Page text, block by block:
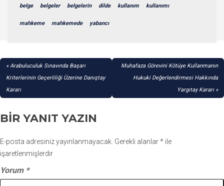
belge belgeler belgelerin dilde kullanım kullanımı
mahkeme mahkemede yabancı
YAZI
GEZINMESI
Arabuluculuk Sınavında Başarı
Kriterlerinin Geçerliliği Üzerine Danıştay
Kararı
Muhafaza Görevini Kötüye Kullanmanın
Hukuki Değerlendirmesi Hakkında
Yargıtay Kararı
BIR YANIT YAZIN
E-posta adresiniz yayınlanmayacak. Gerekli alanlar* ile
işaretlenmişlerdir
Yorum *